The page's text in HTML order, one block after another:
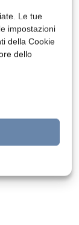
Le tue
impostazioni
della Cookie
dello